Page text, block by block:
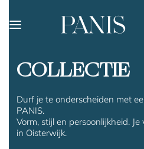
COLLECTIE
Durf je te onderscheiden met
PANIS.
Vorm, stijl en persoonlijkheid.
in Oisterwijk.